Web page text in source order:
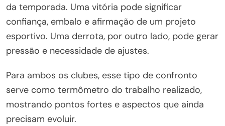
da temporada. Uma vitória pode significar
confiança, embalo e afirmação de um projeto
esportivo. Uma derrota, por outro lado, pode gerar
pressão e necessidade de ajustes.
Para ambos os clubes, esse tipo de confronto
serve como termômetro do trabalho realizado,
mostrando pontos fortes e aspectos que ainda
precisam evoluir.